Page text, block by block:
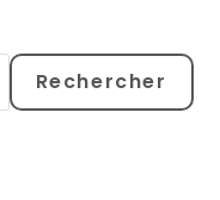
Rechercher